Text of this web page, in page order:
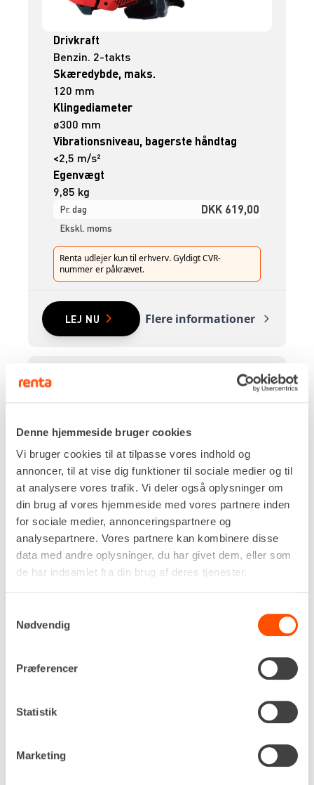
Denne hjemmeside bruger cookies
Vi bruger cookies til at tilpasse vores indhold og
annoncer, til at vise dig funktioner til sociale medier og til
at analysere vores trafik. Vi deler også oplysninger om
din brug af vores hjemmeside med vores partnere inden
for sociale medier, annonceringspartnere og
analysepartnere. Vores partnere kan kombinere disse
data med andre oplysninger, du har givet dem, eller som
de har indsamlet fra din brug af deres tjenester.
Nødvendig
Præferencer
Statistik
Marketing
Drivkraft
Benzin. 2-takts
Skæredybde, maks.
120 mm
Klingediameter
ø300 mm
Vibrationsniveau, bagerste håndtag
<2,5 m/s²
Egenvægt
9,85 kg
Pr. dag DKK 619,00
Ekskl. moms
Renta udlejer kun til erhverv. Gyldigt CVR-
nummer er påkrævet.
LEJ NU Flere informationer
230v
Skæredybde, maks.
Klingediameter
95 dB(A)